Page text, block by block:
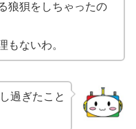
狼狽をしちゃったの
もないわ。
過ぎたこと